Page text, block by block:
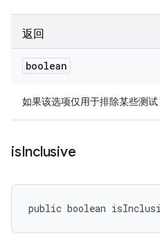
返回
boolean
如果该选项仅用于排除某些测试
isInclusive
public boolean